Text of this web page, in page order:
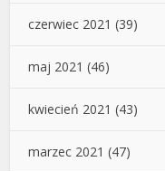
czerwiec 2021 (39)
maj 2021 (46)
kwiecień 2021 (43)
marzec 2021 (47)